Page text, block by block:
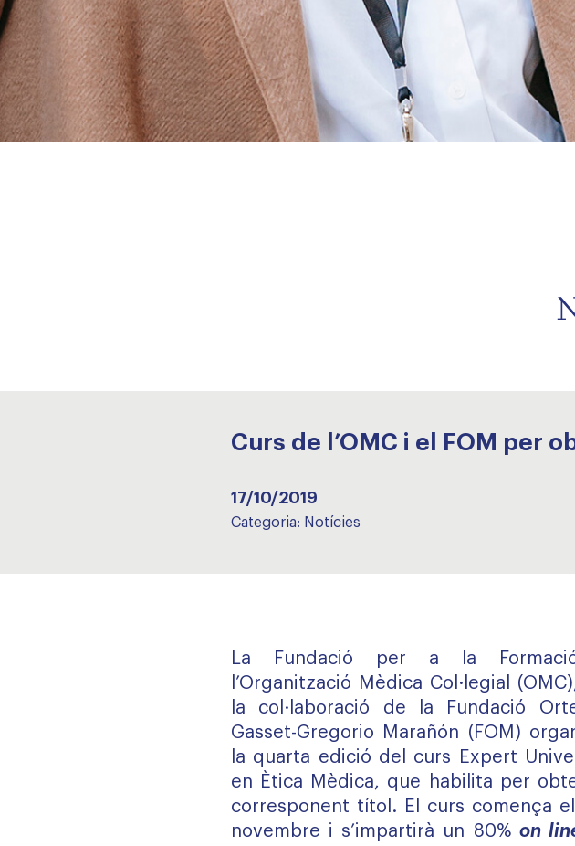
Curs de l’OMC i el FOM per
17/10/2019
Categoria: Notícies
La Fundació per a la
l’Organització Mèdica Col·legial
la col·laboració de la Fundació
Gasset-Gregorio Marañón (FOM)
la quarta edició del curs Expert
en Ètica Mèdica, que habilita per
corresponent títol. El curs comença
novembre i s’impartirà un 80% on